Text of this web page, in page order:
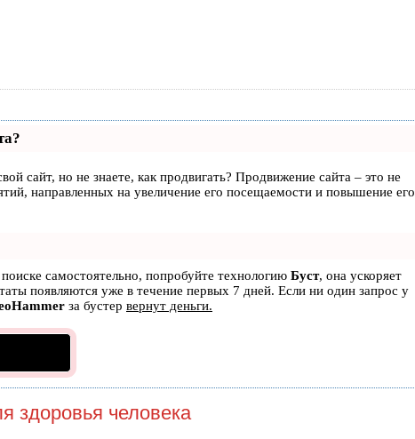
сайт, но не знаете, как продвигать? Продвижение сайта – это не
направленных на увеличение его посещаемости и повышение его
самостоятельно, попробуйте технологию Буст, она ускоряет
появляются уже в течение первых 7 дней. Если ни один запрос у
за бустер вернут деньги.
здоровья человека